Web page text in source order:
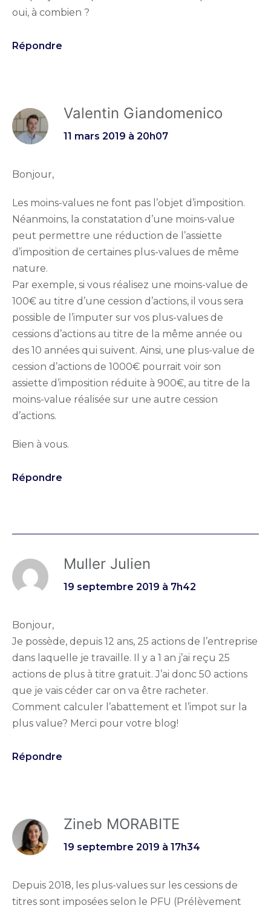
oui, à combien ?
Répondre
Valentin Giandomenico
11 mars 2019 à 20h07
Bonjour,
Les moins-values ne font pas l’objet d’imposition.
Néanmoins, la constatation d’une moins-value
peut permettre une réduction de l’assiette
d’imposition de certaines plus-values de même
nature.
Par exemple, si vous réalisez une moins-value de
100€ au titre d’une cession d’actions, il vous sera
possible de l’imputer sur vos plus-values de
cessions d’actions au titre de la même année ou
des 10 années qui suivent. Ainsi, une plus-value de
cession d’actions de 1000€ pourrait voir son
assiette d’imposition réduite à 900€, au titre de la
moins-value réalisée sur une autre cession
d’actions.
Bien à vous.
Répondre
Muller Julien
19 septembre 2019 à 7h42
Bonjour,
Je possède, depuis 12 ans, 25 actions de l’entreprise
dans laquelle je travaille. Il y a 1 an j’ai reçu 25
actions de plus à titre gratuit. J’ai donc 50 actions
que je vais céder car on va être racheter.
Comment calculer l’abattement et l’impot sur la
plus value? Merci pour votre blog!
Répondre
Zineb MORABITE
19 septembre 2019 à 17h34
Depuis 2018, les plus-values sur les cessions de
titres sont imposées selon le PFU (Prélèvement